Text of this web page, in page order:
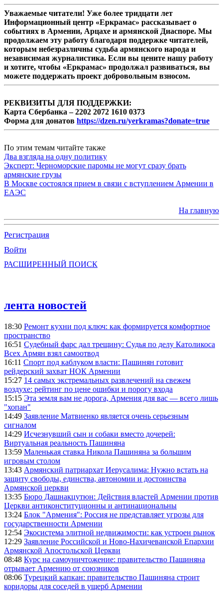
Уважаемые читатели! Уже более тридцати лет
Информационный центр «Еркрамас» рассказывает о
событиях в Армении, Арцахе и армянской Диаспоре. Мы
продолжаем эту работу благодаря поддержке читателей,
которым небезразличны судьба армянского народа и
независимая журналистика. Если вы цените нашу работу
и хотите, чтобы «Еркрамас» продолжал развиваться, вы
можете поддержать проект добровольным взносом.
РЕКВИЗИТЫ ДЛЯ ПОДДЕРЖКИ:
Карта Сбербанка – 2202 2072 1610 0373
Форма для донатов https://dzen.ru/yerkramas?donate=true
По этим темам читайте также
Два взгляда на одну политику
Эксперт: Черноморские паромы не могут сразу брать
армянские грузы
В Москве состоялся прием в связи с вступлением Армении в
ЕАЭС
На главную
Регистрация
Войти
РАСШИРЕННЫЙ ПОИСК
лента новостей
18:30 Ремонт кухни под ключ: как формируется комфортное
пространство
16:51 Судебный фарс дал трещину: Судья по делу Католикоса
Всех Армян взял самоотвод
16:11 Спорт под каблуком власти: Пашинян готовит
рейдерский захват НОК Армении
15:27 14 самых экстремальных развлечений на свежем
воздухе: рейтинг по цене ошибки и порогу входа
15:15 Эта земля вам не дорога, Армения для вас — всего лишь
"хопан"
14:49 Заявление Матвиенко является очень серьезным
сигналом
14:29 Исчезнувший сын и собаки вместо дочерей:
Виртуальная реальность Пашиняна
13:59 Маленькая ставка Никола Пашиняна за большим
игровым столом
13:43 Армянский патриархат Иерусалима: Нужно встать на
защиту свободы, единства, автономии и достоинства
Армянской церкви
13:35 Бюро Дашнакцутюн: Действия властей Армении против
Церкви антиконституционны и антинациональны
13:24 Блок "Армения": Россия не представляет угрозы для
государственности Армении
12:54 Экосистема элитной недвижимости: как устроен рынок
12:29 Заявление Российской и Ново-Нахичеванской Епархии
Армянской Апостольской Церкви
08:48 Курс на самоуничтожение: правительство Пашиняна
отрывает Армению от союзников
08:06 Турецкий капкан: правительство Пашиняна строит
коридоры для соседей в ущерб Армении